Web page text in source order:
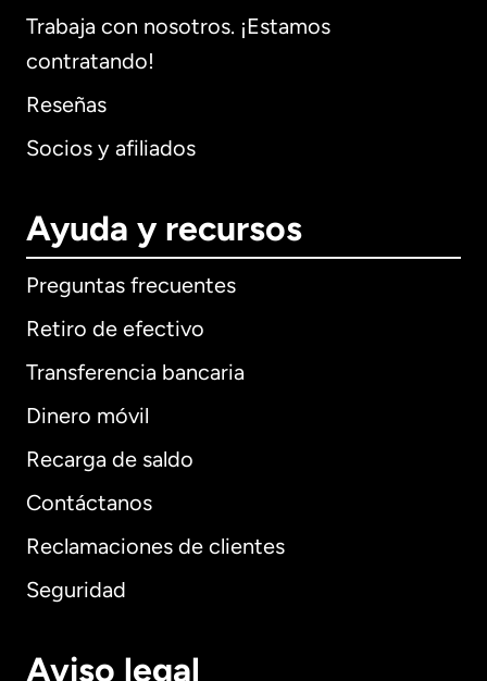
Trabaja con nosotros. ¡Estamos
contratando!
Reseñas
Socios y afiliados
Ayuda y recursos
Preguntas frecuentes
Retiro de efectivo
Transferencia bancaria
Dinero móvil
Recarga de saldo
Contáctanos
Reclamaciones de clientes
Seguridad
Aviso legal